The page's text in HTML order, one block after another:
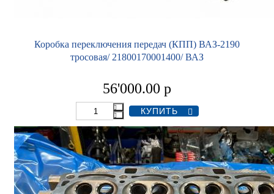
Коробка переключения передач (КПП) ВАЗ-2190
тросовая/ 21800170001400/ ВАЗ
56'000.00 р